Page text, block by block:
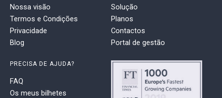
Nossa visão
Termos e Condições
Privacidade
Blog
Solução
Planos
Contactos
Portal de gestão
PRECISA DE AJUDA?
FAQ
Os meus bilhetes